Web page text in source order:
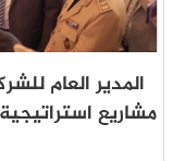
المدير العام
مشاريع